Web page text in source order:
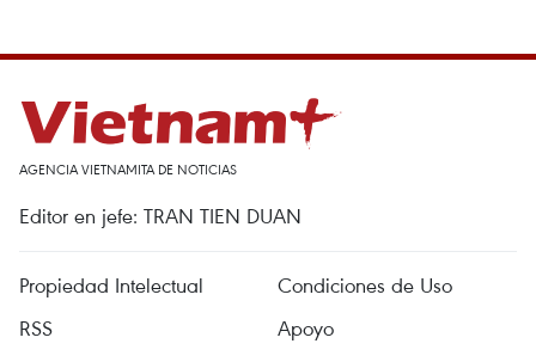
AGENCIA VIETNAMITA DE NOTICIAS
Editor en jefe: TRAN TIEN DUAN
Propiedad Intelectual
Condiciones de Uso
RSS
Apoyo